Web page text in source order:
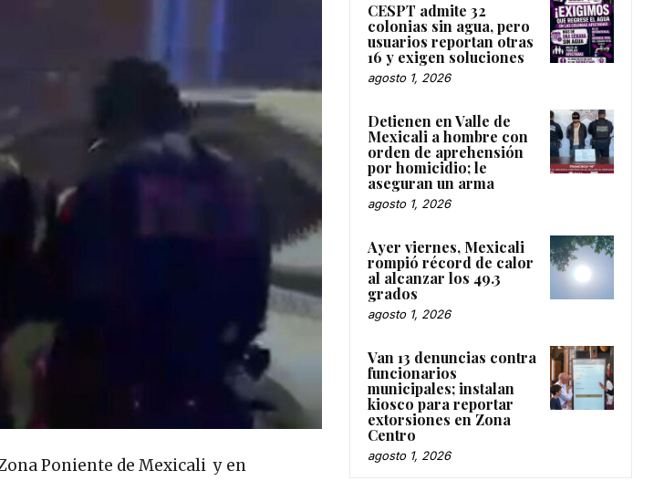
Poniente de Mexicali y en
CESPT admite 32
colonias sin agua, pero
usuarios reportan otras
16 y exigen soluciones
agosto 1, 2026
Detienen en Valle de
Mexicali a hombre con
orden de aprehensión
por homicidio; le
aseguran un arma
agosto 1, 2026
Ayer viernes, Mexicali
rompió récord de calor
al alcanzar los 49.3
grados
agosto 1, 2026
Van 13 denuncias contra
funcionarios
municipales; instalan
kiosco para reportar
extorsiones en Zona
Centro
agosto 1, 2026